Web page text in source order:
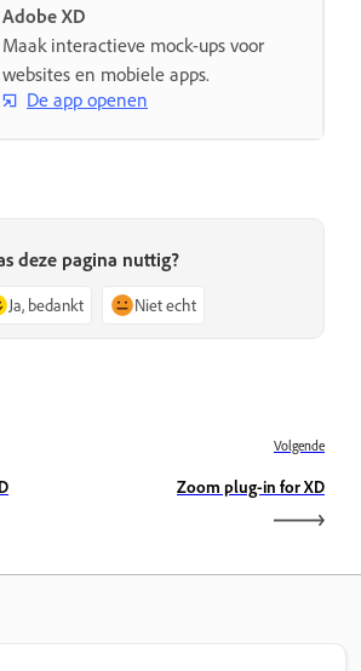
Adobe XD
Maak interactieve mock-ups voor
websites en mobiele apps.
De app openen
deze pagina nuttig?
Ja, bedankt Niet echt
Volgende
Zoom plug-in for XD